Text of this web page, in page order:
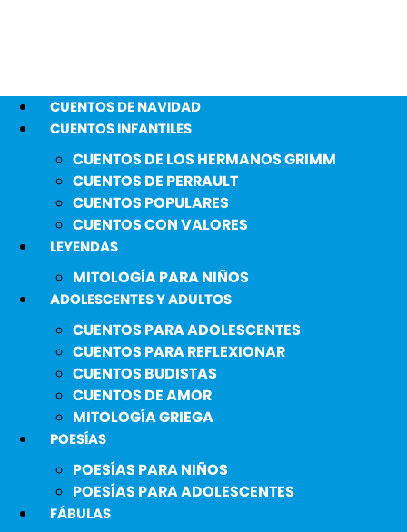
CUENTOS DE NAVIDAD
CUENTOS INFANTILES
CUENTOS DE LOS HERMANOS GRIMM
CUENTOS DE PERRAULT
CUENTOS POPULARES
CUENTOS CON VALORES
LEYENDAS
MITOLOGÍA PARA NIÑOS
ADOLESCENTES Y ADULTOS
CUENTOS PARA ADOLESCENTES
CUENTOS PARA REFLEXIONAR
CUENTOS BUDISTAS
CUENTOS DE AMOR
MITOLOGÍA GRIEGA
POESÍAS
POESÍAS PARA NIÑOS
POESÍAS PARA ADOLESCENTES
FÁBULAS